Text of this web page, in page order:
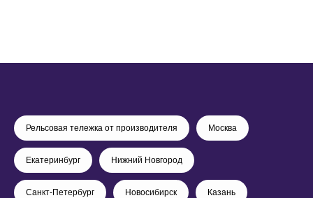
Рельсовая тележка от производителя Москва
Екатеринбург Нижний Новгород
Санкт-Петербург Новосибирск Казань